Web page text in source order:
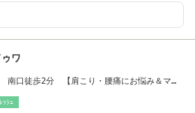
ワ
口徒歩2分 【肩こり・腰痛にお悩み＆マッ
ｯｼｭ